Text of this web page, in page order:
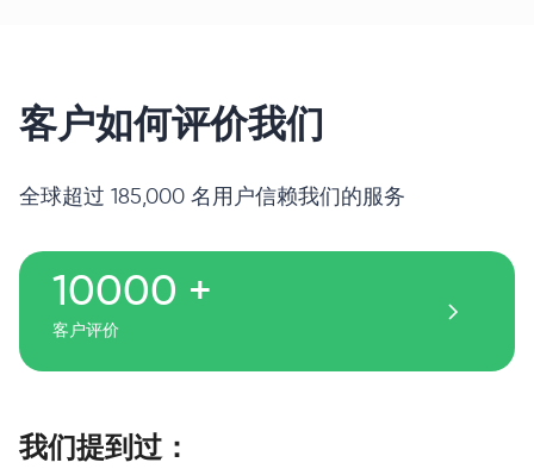
客户如何评价我们
全球超过 185,000 名用户信赖我们的服务
10000 +
客户评价
我们提到过：